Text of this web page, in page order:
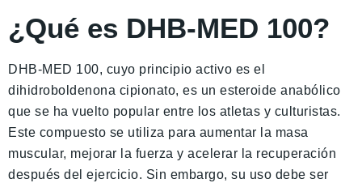
¿Qué es DHB-MED 100?
DHB-MED 100, cuyo principio activo es el
dihidroboldenona cipionato, es un esteroide anabólico
que se ha vuelto popular entre los atletas y culturistas.
Este compuesto se utiliza para aumentar la masa
muscular, mejorar la fuerza y acelerar la recuperación
después del ejercicio. Sin embargo, su uso debe ser